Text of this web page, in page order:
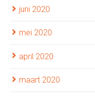
juni 2020
mei 2020
april 2020
maart 2020